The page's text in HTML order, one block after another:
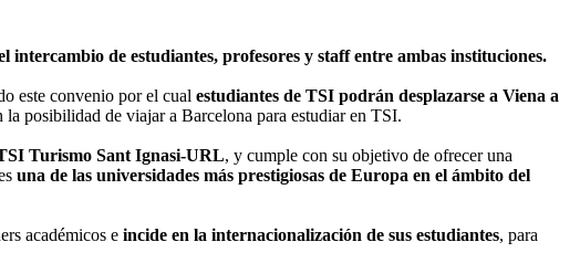
de estudiantes, profesores y staff entre ambas instituciones.
este convenio por el cual estudiantes de TSI podrán desplazarse a Viena a
la posibilidad de viajar a Barcelona para estudiar en TSI.
Turismo Sant Ignasi-URL, y cumple con su objetivo de ofrecer una
una de las universidades más prestigiosas de Europa en el ámbito del
académicos e incide en la internacionalización de sus estudiantes, para